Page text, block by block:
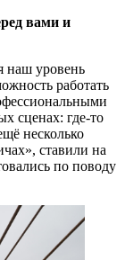
вами и
наш уровень
работать
сценах: где-то
несколько
ставили на
по поводу